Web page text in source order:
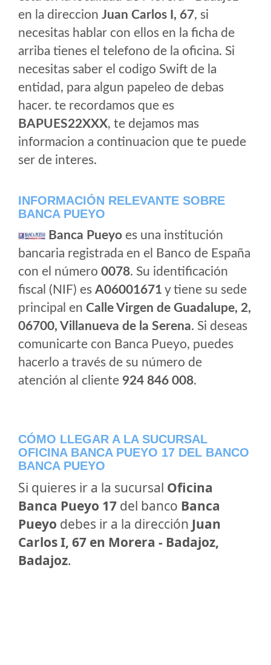
en la direccion Juan Carlos I, 67, si
necesitas hablar con ellos en la ficha de
arriba tienes el telefono de la oficina. Si
necesitas saber el codigo Swift de la
entidad, para algun papeleo de debas
hacer. te recordamos que es
BAPUES22XXX, te dejamos mas
informacion a continuacion que te puede
ser de interes.
INFORMACIÓN RELEVANTE SOBRE
BANCA PUEYO
Banca Pueyo es una institución
bancaria registrada en el Banco de España
con el número 0078. Su identificación
fiscal (NIF) es A06001671 y tiene su sede
principal en Calle Virgen de Guadalupe, 2,
06700, Villanueva de la Serena. Si deseas
comunicarte con Banca Pueyo, puedes
hacerlo a través de su número de
atención al cliente 924 846 008.
CÓMO LLEGAR A LA SUCURSAL
OFICINA BANCA PUEYO 17 DEL BANCO
BANCA PUEYO
Si quieres ir a la sucursal Oficina
Banca Pueyo 17 del banco Banca
Pueyo debes ir a la dirección Juan
Carlos I, 67 en Morera - Badajoz,
Badajoz.